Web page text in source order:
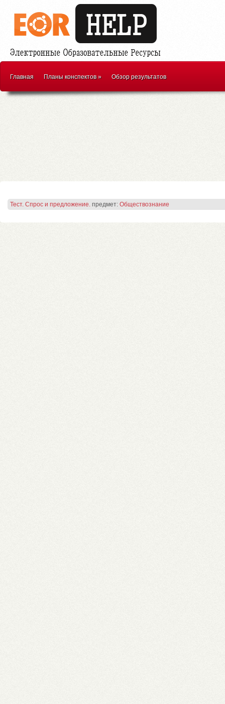
Главная Планы конспектов» Обзор результатов
Тест. Спрос и предложение. предмет: Обществознание